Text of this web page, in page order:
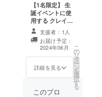
【1名限定️】 生
誕イベントに使
用する クレイ
ケーキ(フェイク
ケーキ)を提供。
ぜひお家に飾っ
てください！
支援者：1人
お届け予定：
2024年06月
詳細を見る
こ
の
リ
タ
ー
ン
を
選
択
す
る
このプロ